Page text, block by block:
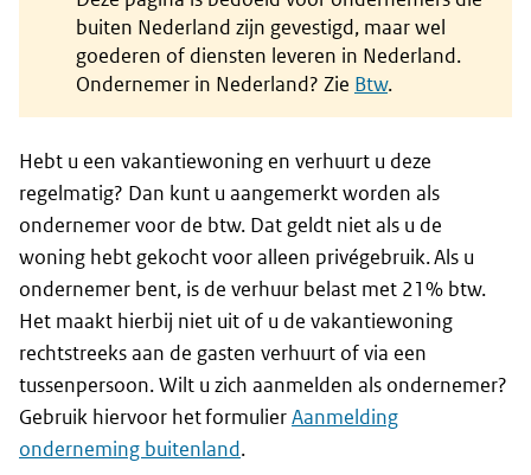
buiten Nederland zijn gevestigd, maar wel
goederen of diensten leveren in Nederland.
Ondernemer in Nederland? Zie Btw.
Hebt u een vakantiewoning en verhuurt u deze
regelmatig? Dan kunt u aangemerkt worden als
ondernemer voor de btw. Dat geldt niet als u de
woning hebt gekocht voor alleen privégebruik. Als u
ondernemer bent, is de verhuur belast met 21% btw.
Het maakt hierbij niet uit of u de vakantiewoning
rechtstreeks aan de gasten verhuurt of via een
tussenpersoon. Wilt u zich aanmelden als ondernemer?
Gebruik hiervoor het formulierAanmelding
onderneming buitenland.